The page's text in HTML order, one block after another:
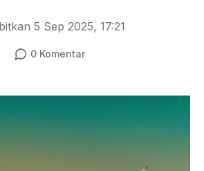
5 Sep 2025, 17:21
0Komentar